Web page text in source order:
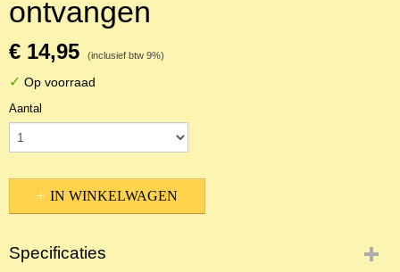
ontvangen
€ 14,95 (inclusief btw 9%)
✓ Op voorraad
Aantal
IN WINKELWAGEN
Specificaties